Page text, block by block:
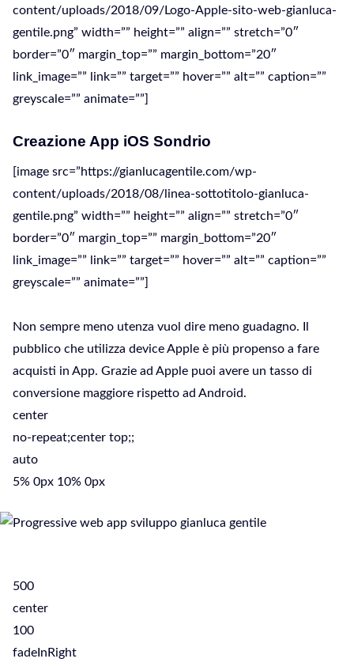
content/uploads/2018/09/Logo-Apple-sito-web-gianluca-
gentile.png” width=”” height=”” align=”” stretch=”0″
border=”0″ margin_top=”” margin_bottom=”20″
link_image=”” link=”” target=”” hover=”” alt=”” caption=””
greyscale=”” animate=””]
Creazione App iOS Sondrio
[image src=”https://gianlucagentile.com/wp-
content/uploads/2018/08/linea-sottotitolo-gianluca-
gentile.png” width=”” height=”” align=”” stretch=”0″
border=”0″ margin_top=”” margin_bottom=”20″
link_image=”” link=”” target=”” hover=”” alt=”” caption=””
greyscale=”” animate=””]
Non sempre meno utenza vuol dire meno guadagno. Il
pubblico che utilizza device Apple è più propenso a fare
acquisti in App. Grazie ad Apple puoi avere un tasso di
conversione maggiore rispetto ad Android.
center
no-repeat;center top;;
auto
5% 0px 10% 0px
500
center
100
fadeInRight